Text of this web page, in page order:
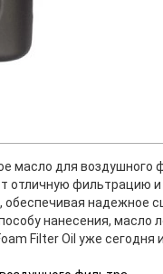
масло для
отличную
обеспечивая
нанесения,
Filter Oil уже